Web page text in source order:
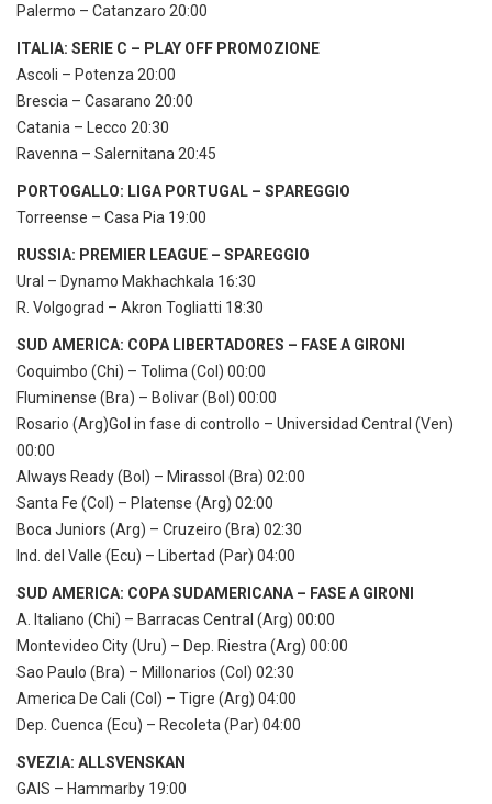
Palermo – Catanzaro 20:00
ITALIA: SERIE C – PLAY OFF PROMOZIONE
Ascoli – Potenza 20:00
Brescia – Casarano 20:00
Catania – Lecco 20:30
Ravenna – Salernitana 20:45
PORTOGALLO: LIGA PORTUGAL – SPAREGGIO
Torreense – Casa Pia 19:00
RUSSIA: PREMIER LEAGUE – SPAREGGIO
Ural – Dynamo Makhachkala 16:30
R. Volgograd – Akron Togliatti 18:30
SUD AMERICA: COPA LIBERTADORES – FASE A GIRONI
Coquimbo (Chi) – Tolima (Col) 00:00
Fluminense (Bra) – Bolivar (Bol) 00:00
Rosario (Arg)Gol in fase di controllo – Universidad Central (Ven)
00:00
Always Ready (Bol) – Mirassol (Bra) 02:00
Santa Fe (Col) – Platense (Arg) 02:00
Boca Juniors (Arg) – Cruzeiro (Bra) 02:30
Ind. del Valle (Ecu) – Libertad (Par) 04:00
SUD AMERICA: COPA SUDAMERICANA – FASE A GIRONI
A. Italiano (Chi) – Barracas Central (Arg) 00:00
Montevideo City (Uru) – Dep. Riestra (Arg) 00:00
Sao Paulo (Bra) – Millonarios (Col) 02:30
America De Cali (Col) – Tigre (Arg) 04:00
Dep. Cuenca (Ecu) – Recoleta (Par) 04:00
SVEZIA: ALLSVENSKAN
GAIS – Hammarby 19:00